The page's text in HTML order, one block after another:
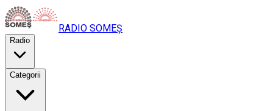
RADIO SOMEȘ
Radio
Categorii